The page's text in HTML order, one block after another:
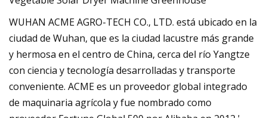
WUHAN ACME AGRO-TECH CO., LTD. está ubicado en la
ciudad de Wuhan, que es la ciudad lacustre más grande
y hermosa en el centro de China, cerca del río Yangtze
con ciencia y tecnología desarrolladas y transporte
conveniente. ACME es un proveedor global integrado
de maquinaria agrícola y fue nombrado como